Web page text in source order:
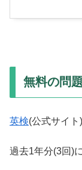
無料の問
英検(公式サイト)
過去1年分(3回)